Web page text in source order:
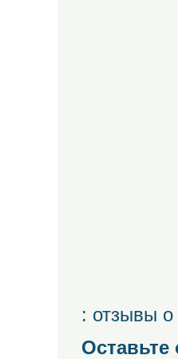
: отзывы о
Оставьте